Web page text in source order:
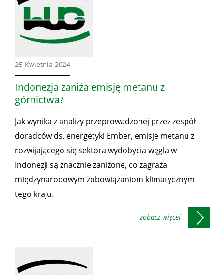
25 Kwietnia 2024Ze
świata
Indonezja zaniża emisję metanu z
górnictwa?
Jak wynika z analizy przeprowadzonej przez zespół
doradców ds. energetyki Ember, emisje metanu z
rozwijającego się sektora wydobycia węgla w
Indonezji są znacznie zaniżone, co zagraża
międzynarodowym zobowiązaniom klimatycznym
tego kraju.